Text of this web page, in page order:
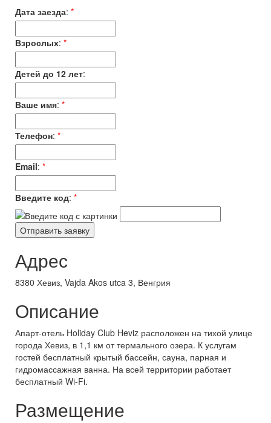
Дата заезда: *
Взрослых: *
Детей до 12 лет:
Ваше имя: *
Телефон: *
Email: *
Введите код: *
Адрес
8380 Хевиз, Vajda Akos utca 3, Венгрия
Описание
Апарт-отель Holiday Club Heviz расположен на тихой улице
города Хевиз, в 1,1 км от термального озера. К услугам
гостей бесплатный крытый бассейн, сауна, парная и
гидромассажная ванна. На всей территории работает
бесплатный Wi-Fi.
Размещение